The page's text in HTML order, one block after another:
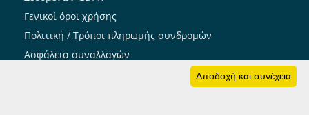
Γενικοί όροι χρήσης
Πολιτική / Τρόποι πληρωμής συνδρομών
Ασφάλεια συναλλαγών
Αποδοχή και συνέχεια